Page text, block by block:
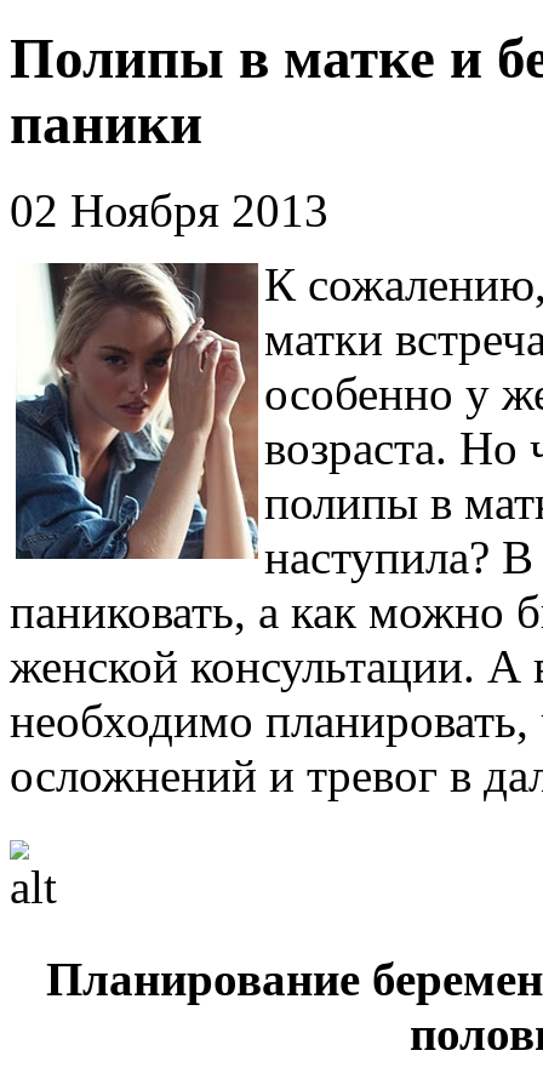
Полипы в матке и
паники
02 Ноября 2013
К
матки
особенно у
возраста. Но
полипы в
наступила?
паниковать, а как можно
женской консультации. А
необходимо
осложнений и тревог в
Планирование